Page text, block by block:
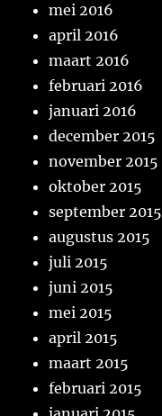
mei 2016
april 2016
maart 2016
februari 2016
januari 2016
december 2015
november 2015
oktober 2015
september 2015
augustus 2015
juli 2015
juni 2015
mei 2015
april 2015
maart 2015
februari 2015